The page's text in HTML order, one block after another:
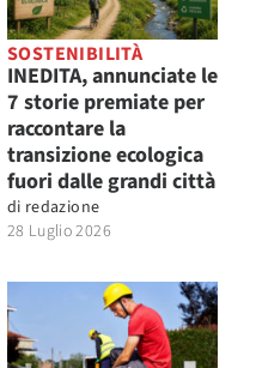
SOSTENIBILITÀ
INEDITA, annunciate le
7 storie premiate per
raccontare la
transizione ecologica
fuori dalle grandi città
di redazione
28 Luglio 2026